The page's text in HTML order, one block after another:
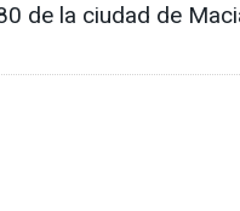
de la ciudad de